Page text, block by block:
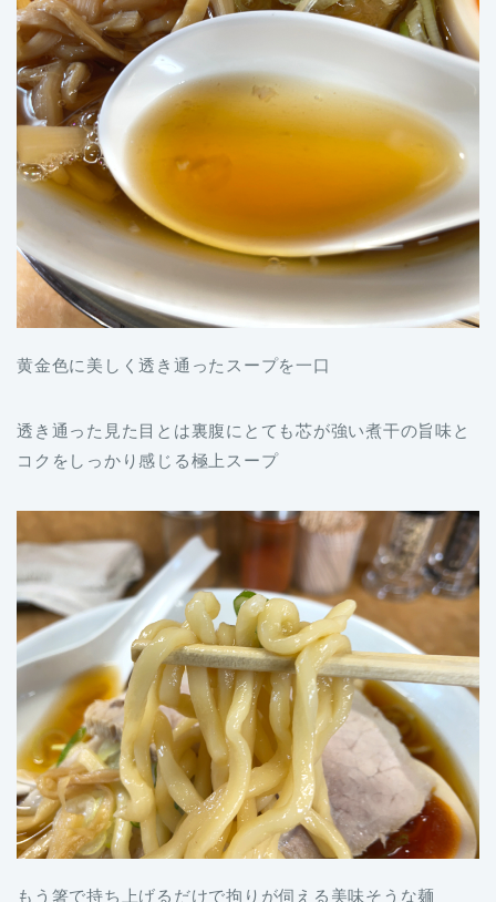
黄金色に美しく透き通ったスープを一口
透き通った見た目とは裏腹にとても芯が強い煮干の旨味と
コクをしっかり感じる極上スープ
もう箸で持ち上げるだけで拘りが伺える美味そうな麺